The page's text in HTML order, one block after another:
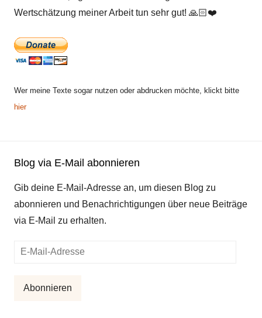
Wertschätzung meiner Arbeit tun sehr gut! 🙏🏻❤️
Wer meine Texte sogar nutzen oder abdrucken möchte, klickt bitte
hier
Blog via E-Mail abonnieren
Gib deine E-Mail-Adresse an, um diesen Blog zu
abonnieren und Benachrichtigungen über neue Beiträge
via E-Mail zu erhalten.
E-
Abonnieren